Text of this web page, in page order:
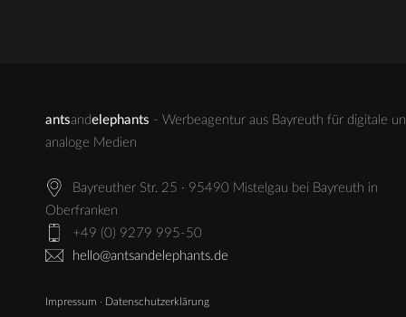
antsandelephants - Werbeagentur aus Bayreuth für digitale
analoge Medien
Bayreuther Str. 25 · 95490 Mistelgau bei Bayreuth in
Oberfranken
+49 (0) 9279 995-50
hello@antsandelephants.de
Impressum · Datenschutzerklärung